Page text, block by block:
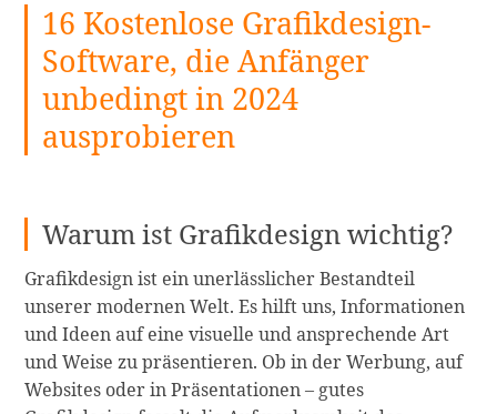
den
erfolgreichen
Start
eines
YouTube-
Gaming-
2024:
werde
ich
ein
Gaming-
YouTuber
16 Kostenlose Grafikdesign-
Software, die Anfänger
unbedingt in 2024
ausprobieren
Warum ist Grafikdesign wichtig?
Grafikdesign ist ein unerlässlicher Bestandteil
unserer modernen Welt. Es hilft uns, Informationen
und Ideen auf eine visuelle und ansprechende Art
und Weise zu präsentieren. Ob in der Werbung, auf
Websites oder in Präsentationen – gutes